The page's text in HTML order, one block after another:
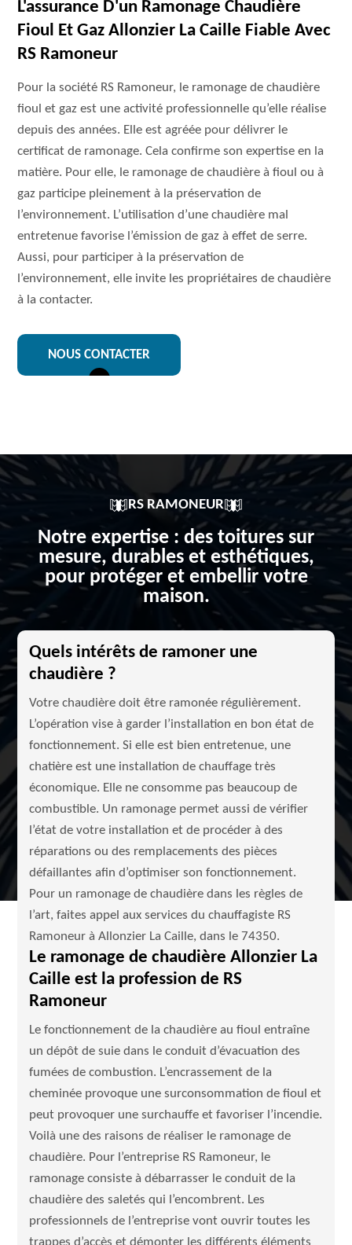
L'assurance D'un Ramonage Chaudière
Fioul Et Gaz Allonzier La Caille Fiable Avec
RS Ramoneur
Pour la société RS Ramoneur, le ramonage de chaudière
fioul et gaz est une activité professionnelle qu’elle réalise
depuis des années. Elle est agréée pour délivrer le
certificat de ramonage. Cela confirme son expertise en la
matière. Pour elle, le ramonage de chaudière à fioul ou à
gaz participe pleinement à la préservation de
l’environnement. L’utilisation d’une chaudière mal
entretenue favorise l’émission de gaz à effet de serre.
Aussi, pour participer à la préservation de
l’environnement, elle invite les propriétaires de chaudière
à la contacter.
NOUS CONTACTER
RS RAMONEUR
Notre expertise : des toitures sur
mesure, durables et esthétiques,
pour protéger et embellir votre
maison.
Quels intérêts de ramoner une
chaudière ?
Votre chaudière doit être ramonée régulièrement.
L’opération vise à garder l’installation en bon état de
fonctionnement. Si elle est bien entretenue, une
chatière est une installation de chauffage très
économique. Elle ne consomme pas beaucoup de
combustible. Un ramonage permet aussi de vérifier
l’état de votre installation et de procéder à des
réparations ou des remplacements des pièces
défaillantes afin d’optimiser son fonctionnement.
Pour un ramonage de chaudière dans les règles de
l’art, faites appel aux services du chauffagiste RS
Ramoneur à Allonzier La Caille, dans le 74350.
Le ramonage de chaudière Allonzier La
Caille est la profession de RS
Ramoneur
Le fonctionnement de la chaudière au fioul entraîne
un dépôt de suie dans le conduit d’évacuation des
fumées de combustion. L’encrassement de la
cheminée provoque une surconsommation de fioul et
peut provoquer une surchauffe et favoriser l’incendie.
Voilà une des raisons de réaliser le ramonage de
chaudière. Pour l’entreprise RS Ramoneur, le
ramonage consiste à débarrasser le conduit de la
chaudière des saletés qui l’encombrent. Les
professionnels de l’entreprise vont ouvrir toutes les
trappes d’accès et démonter les différents éléments